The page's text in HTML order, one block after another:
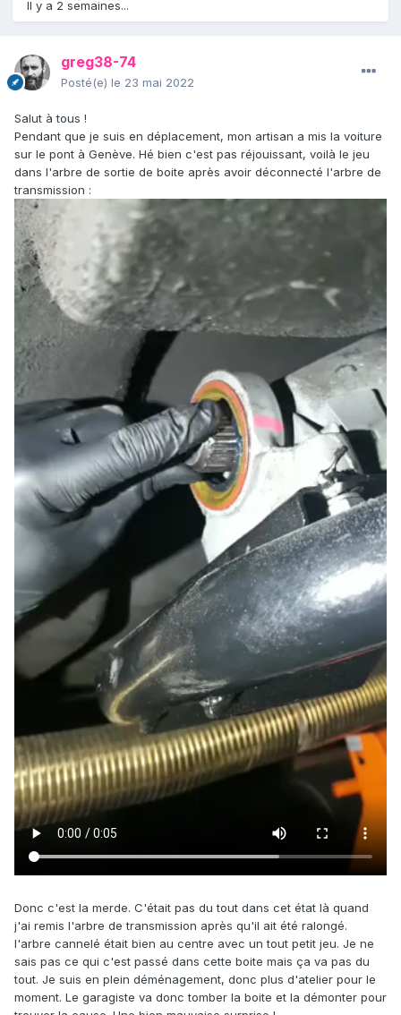
Il y a 2 semaines...
greg38-74
Posté(e) le 23 mai 2022
Salut à tous !
Pendant que je suis en déplacement, mon artisan a mis la voiture
sur le pont à Genève. Hé bien c'est pas réjouissant, voilà le jeu
dans l'arbre de sortie de boite après avoir déconnecté l'arbre de
transmission :
Donc c'est la merde. C'était pas du tout dans cet état là quand
j'ai remis l'arbre de transmission après qu'il ait été ralongé.
l'arbre cannelé était bien au centre avec un tout petit jeu. Je ne
sais pas ce qui c'est passé dans cette boite mais ça va pas du
tout. Je suis en plein déménagement, donc plus d'atelier pour le
moment. Le garagiste va donc tomber la boite et la démonter pour